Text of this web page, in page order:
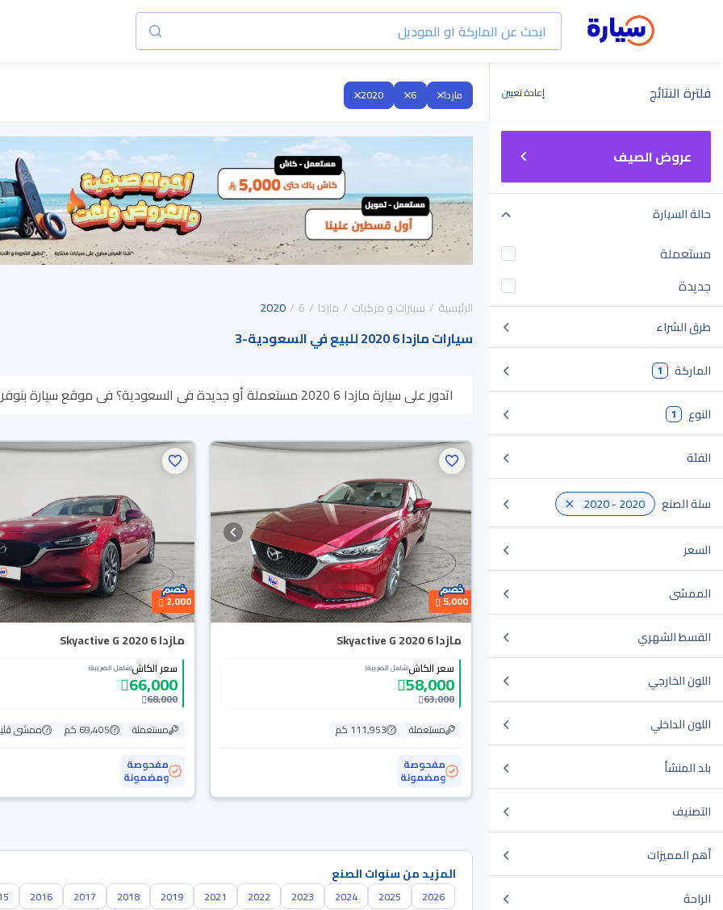
فلترة النتائج إعادة تعيين
عروض الصيف
حالة السيارة
مستعملة
جديدة
طرق الشراء
الماركة 1
النوع 1
الفئة
سنة الصنع 2020 - 2020
السعر
الممشى
القسط الشهري
اللون الخارجي
اللون الداخلي
بلد المنشأ
التصنيف
أهم المميزات
الراحة
مازدا 6
2020
الرئيسية سيارات و مركبات مازدا 6
2020
سيارات مازدا 6 2020 للبيع في السعودية -
3
اتدور على سيارة مازدا 6 2020 مستعملة أو جديدة في السعودية؟ في موقع سيارة بنوفر لك كل الخيارات، تقدر تتصفح الموديلات وتختار
باب بيتك.
5,000
مازدا 6 Skyactive G 2020
سعر الكاش(شامل الضريبة)
58,000
63,000
مستعملة
111,953 كم
مفحوصة
ومضمونة
2,000
مازدا 6 Skyactive G 2020
سعر الكاش(شامل الضريبة)
66,000
68,000
مستعملة
69,405 كم
ممشى
مفحوصة
ومضمونة
المزيد من سنوات الصنع
2026
2025
2024
2023
2022
2021
2019
2018
2017
2016